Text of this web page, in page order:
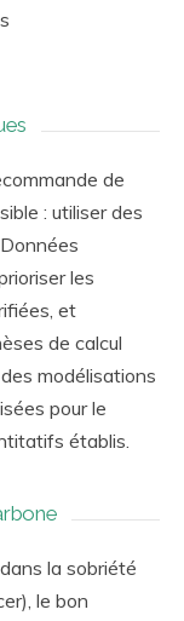
de
: utiliser des
les
et
de calcul
modélisations
pour le
établis.
la sobriété
le bon